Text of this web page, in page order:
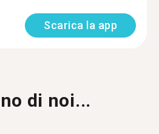
Scarica la app
di noi...